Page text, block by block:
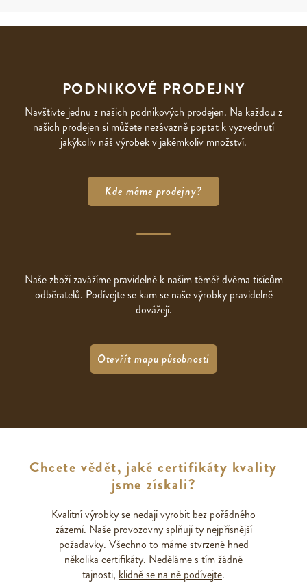
PODNIKOVÉ PRODEJNY
Navštivte jednu z našich podnikových prodejen. Na každou z
našich prodejen si můžete nezávazně poptat k vyzvednutí
jakýkoliv náš výrobek v jakémkoliv množství.
Kde máme prodejny?
Naše zboží zavážíme pravidelně k našim téměř dvěma tisícům
odběratelů. Podívejte se kam se naše výrobky pravidelně
dovážejí.
Otevřít mapu působnosti
Chcete vědět, jaké certifikáty kvality
jsme získali?
Kvalitní výrobky se nedají vyrobit bez pořádného
zázemí. Naše provozovny splňují ty nejpřísnější
požadavky. Všechno to máme stvrzené hned
několika certifikáty. Neděláme s tím žádné
tajnosti, klidně se na ně podívejte.